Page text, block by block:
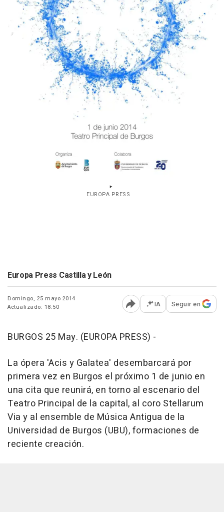
EUROPA PRESS
Europa Press Castilla y León
Domingo, 25 mayo 2014
Actualizado: 18:50
Abrir opciones para
IA Seguir en
BURGOS 25 May. (EUROPA PRESS) -
La ópera 'Acis y Galatea' desembarcará por
primera vez en Burgos el próximo 1 de junio en
una cita que reunirá, en torno al escenario del
Teatro Principal de la capital, al coro Stellarum
Via y al ensemble de Música Antigua de la
Universidad de Burgos (UBU), formaciones de
reciente creación.